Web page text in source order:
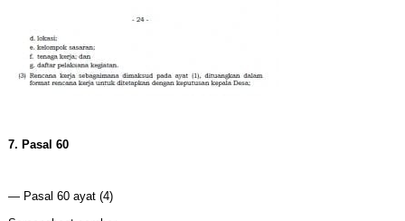
7. Pasal 60
— Pasal 60 ayat (4)